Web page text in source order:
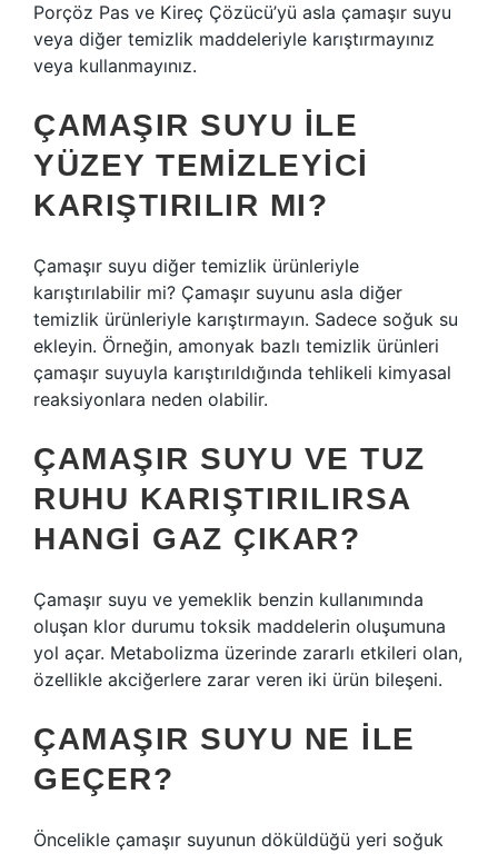
Porçöz Pas ve Kireç Çözücü’yü asla çamaşır suyu
veya diğer temizlik maddeleriyle karıştırmayınız
veya kullanmayınız.
ÇAMAŞIR SUYU ILE
YÜZEY TEMIZLEYICI
KARIŞTIRILIR MI?
Çamaşır suyu diğer temizlik ürünleriyle
karıştırılabilir mi? Çamaşır suyunu asla diğer
temizlik ürünleriyle karıştırmayın. Sadece soğuk su
ekleyin. Örneğin, amonyak bazlı temizlik ürünleri
çamaşır suyuyla karıştırıldığında tehlikeli kimyasal
reaksiyonlara neden olabilir.
ÇAMAŞIR SUYU VE TUZ
RUHU KARIŞTIRILIRSA
HANGI GAZ ÇIKAR?
Çamaşır suyu ve yemeklik benzin kullanımında
oluşan klor durumu toksik maddelerin oluşumuna
yol açar. Metabolizma üzerinde zararlı etkileri olan,
özellikle akciğerlere zarar veren iki ürün bileşeni.
ÇAMAŞIR SUYU NE ILE
GEÇER?
Öncelikle çamaşır suyunun döküldüğü yeri soğuk